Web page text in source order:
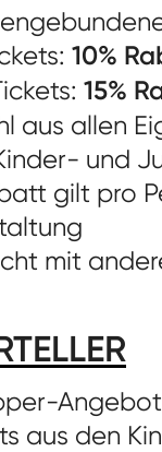
10%
15%
aus allen
und
gilt pro
mit
aus den